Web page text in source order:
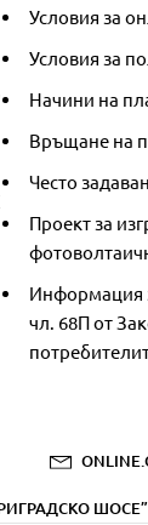
Условия за
Условия за
Начини на
Връщане на
Често
Проект за
Информация
чл. 68П от
ШОСЕ”